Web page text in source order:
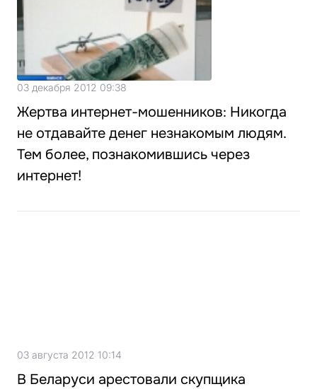
03 декабря 2012 09:38
Жертва интернет-мошенников: Никогда
не отдавайте денег незнакомым людям.
Тем более, познакомившись через
интернет!
03 августа 2012 10:14
В Беларуси арестовали скупщика